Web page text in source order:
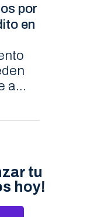
por
en
a...
tu
hoy!